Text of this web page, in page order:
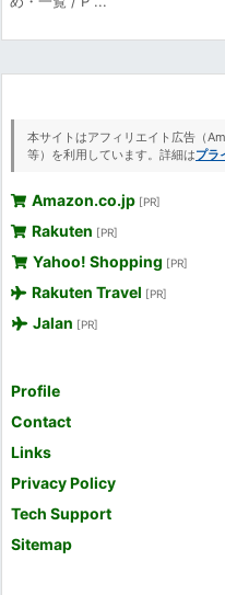
本サイトはアフィリエイト広告（
等）を利用しています。詳細はプラ
Amazon.co.jp [PR]
Rakuten [PR]
Yahoo! Shopping [PR]
Rakuten Travel [PR]
Jalan [PR]
Profile
Contact
Links
Privacy Policy
Tech Support
Sitemap